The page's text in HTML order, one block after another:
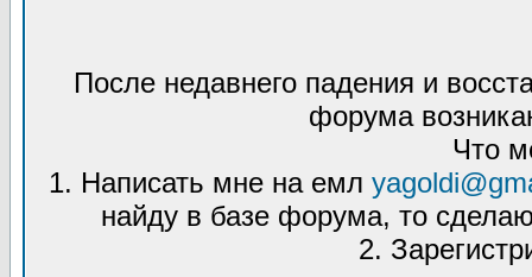
После недавнего падения и
форума
Что
1. Написать мне на емл
найду в базе форума, то
2.